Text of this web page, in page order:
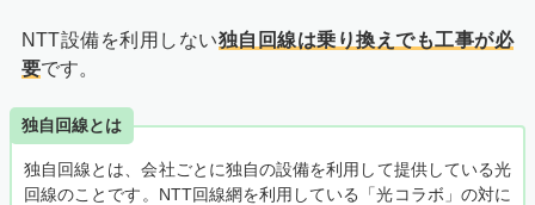
NTT設備を利用しない独自回線は乗り換えでも工事が必
要です。
独自回線とは
独自回線とは、会社ごとに独自の設備を利用して提供している光
回線のことです。NTT回線網を利用している「光コラボ」の対に